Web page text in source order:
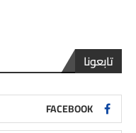
تابعونا
FACEBOOK